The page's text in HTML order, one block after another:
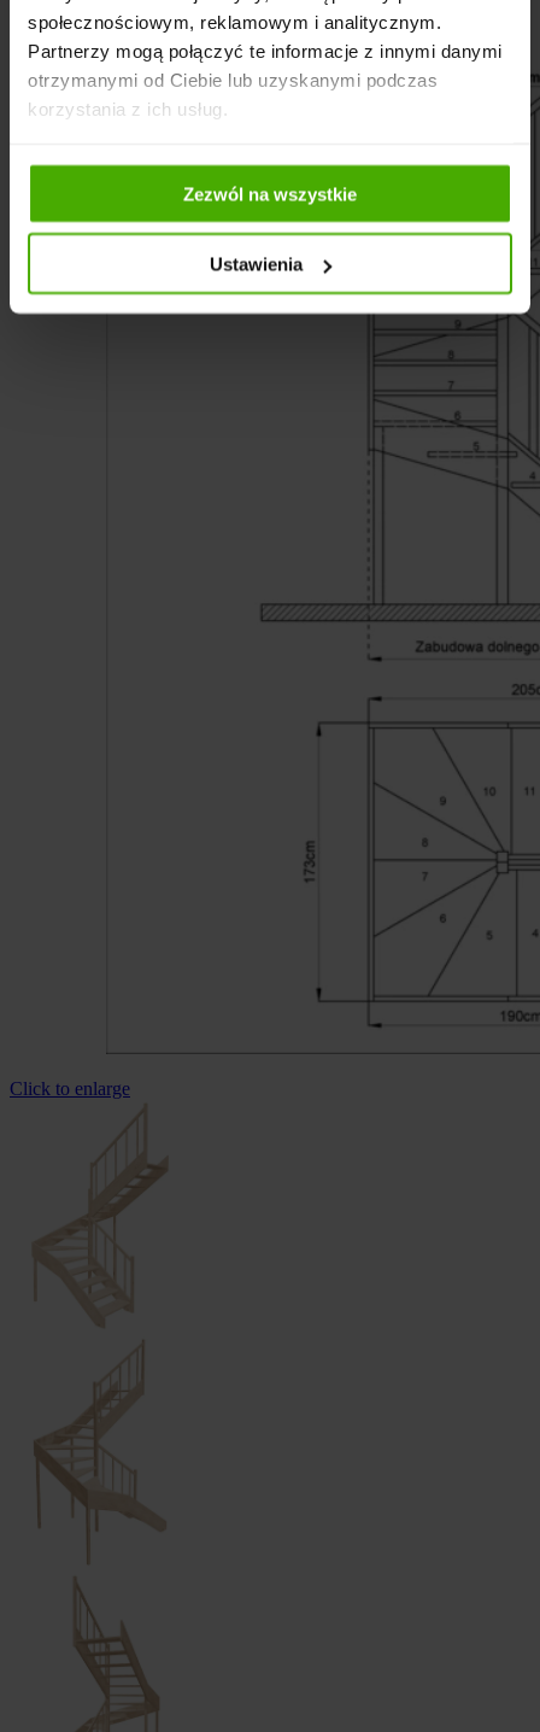
społecznościowym, reklamowym i analitycznym.
Partnerzy mogą połączyć te informacje z innymi danymi
otrzymanymi od Ciebie lub uzyskanymi podczas
korzystania z ich usług.
Zezwól na wszystkie
Ustawienia
Click to enlarge